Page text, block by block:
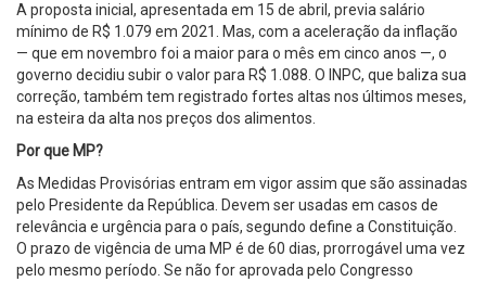
A proposta inicial, apresentada em 15 de abril, previa salário
mínimo de R$ 1.079 em 2021. Mas, com a aceleração da inflação
— que em novembro foi a maior para o mês em cinco anos —, o
governo decidiu subir o valor para R$ 1.088. O INPC, que baliza sua
correção, também tem registrado fortes altas nos últimos meses,
na esteira da alta nos preços dos alimentos.
Por que MP?
As Medidas Provisórias entram em vigor assim que são assinadas
pelo Presidente da República. Devem ser usadas em casos de
relevância e urgência para o país, segundo define a Constituição.
O prazo de vigência de uma MP é de 60 dias, prorrogável uma vez
pelo mesmo período. Se não for aprovada pelo Congresso